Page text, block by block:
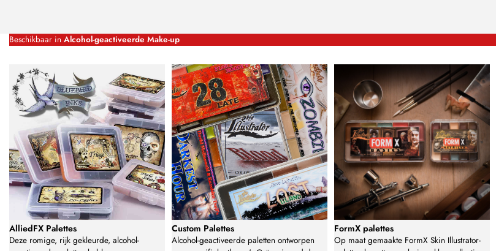
Beschikbaar in Alcohol-geactiveerde Make-up
AlliedFX Palettes
Deze romige, rijk gekleurde, alcohol-
Custom Palettes
Alcohol-geactiveerde paletten ontworpen
FormX palettes
Op maat gemaakte FormX Skin Illustrator-